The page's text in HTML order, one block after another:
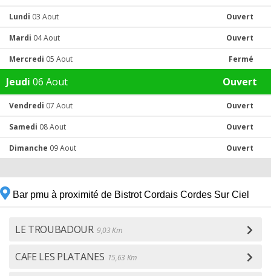
Lundi 03 Aout Ouvert
Mardi 04 Aout Ouvert
Mercredi 05 Aout Fermé
Jeudi 06 Aout Ouvert
Vendredi 07 Aout Ouvert
Samedi 08 Aout Ouvert
Dimanche 09 Aout Ouvert
Bar pmu à proximité de Bistrot Cordais Cordes Sur Ciel
LE TROUBADOUR 9,03 Km
CAFE LES PLATANES 15,63 Km